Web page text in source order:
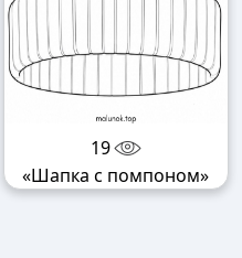
19
«Шапка с помпоном»